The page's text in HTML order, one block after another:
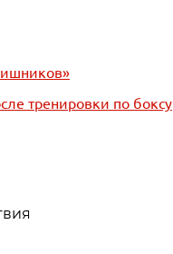
тренировки по боксу